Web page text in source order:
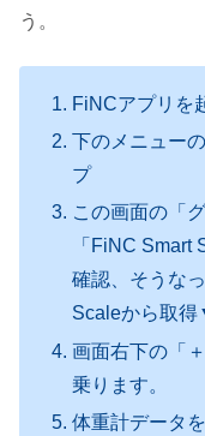
う。
FiNCアプリを
下のメニュー
プ
この画面の「
「FiNC
確認、そうな
Scaleから取得
画面右下の「
乗ります。
体重計データ